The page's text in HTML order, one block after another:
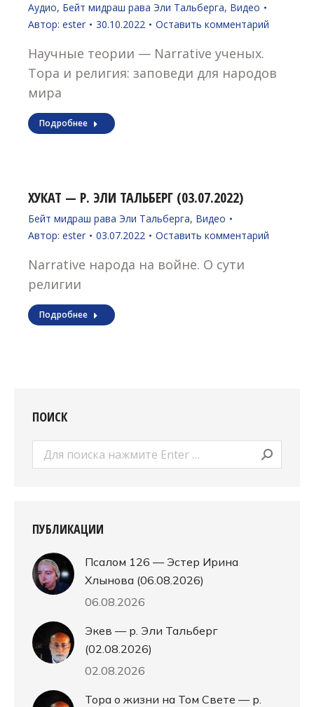
Аудио, Бейт мидраш рава Эли Тальберга, Видео
Автор: ester 30.10.2022 Оставить комментарий
Научные теории — Narrative ученых.
Тора и религия: заповеди для народов
мира
Подробнее
ХУКАТ — Р. ЭЛИ ТАЛЬБЕРГ (03.07.2022)
Бейт мидраш рава Эли Тальберга, Видео
Автор: ester 03.07.2022 Оставить комментарий
Narrative народа на войне. О сути
религии
Подробнее
ПОИСК
Поиск:
ПУБЛИКАЦИИ
Псалом 126 — Эстер Ирина
Хлынова (06.08.2026)
06.08.2026
Экев — р. Эли Тальберг
(02.08.2026)
02.08.2026
Тора о жизни на Том Свете — р.